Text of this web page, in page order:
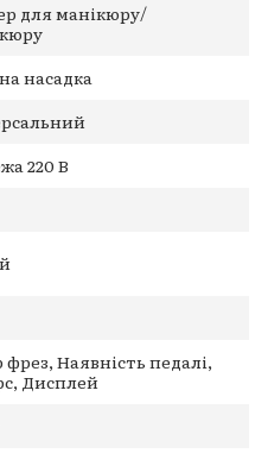
для манікюру/
насадка
220 В
фрез, Наявність педалі,
Дисплей